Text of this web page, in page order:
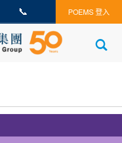
📞 POEMS 登入